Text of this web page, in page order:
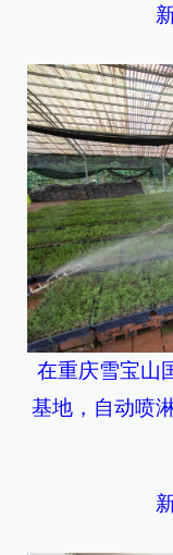
在重庆雪宝山
基地，自动喷